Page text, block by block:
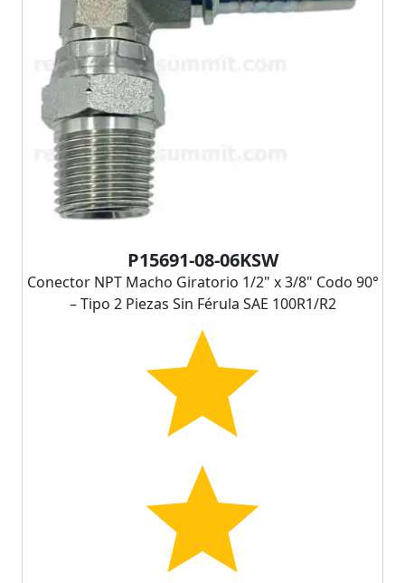
P15691-08-06KSW
Conector NPT Macho Giratorio 1/2" x 3/8" Codo 90°
– Tipo 2 Piezas Sin Férula SAE 100R1/R2